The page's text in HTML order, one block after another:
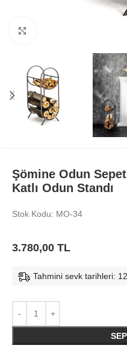
Şömine Odun
Katlı Odun Standı
Stok Kodu: MO-34
3.780,00 TL
Tahmini sevk tarihleri: